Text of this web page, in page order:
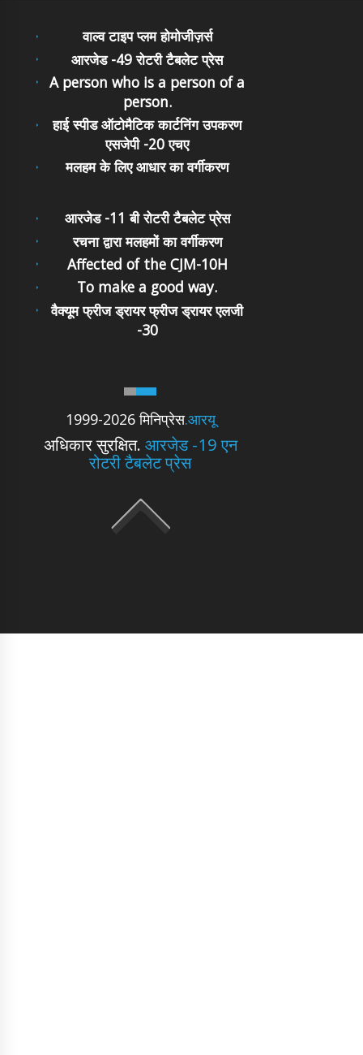
वाल्व टाइप प्लम होमोजीज़र्स
आरजेड -49 रोटरी टैबलेट प्रेस
A person who is a person of a
person.
हाई स्पीड ऑटोमैटिक कार्टनिंग उपकरण
एसजेपी -20 एचए
मलहम के लिए आधार का वर्गीकरण
1999-2026 मिनिप्रेस.आरयू
अधिकार सुरक्षित. आरजेड -19 एन
रोटरी टैबलेट प्रेस
आरजेड -11 बी रोटरी टैबलेट प्रेस
रचना द्वारा मलहमों का वर्गीकरण
Affected of the CJM-10H
To make a good way.
वैक्यूम फ्रीज ड्रायर फ्रीज ड्रायर एलजी
-30